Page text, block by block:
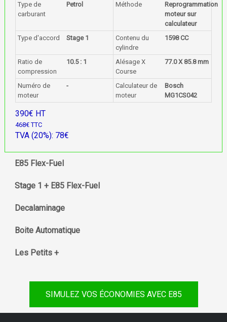
Type de
carburant
Petrol Méthode
Reprogrammation
moteur sur
calculateur
Type d'accord
Stage 1
Contenu du
cylindre
1598 CC
Ratio de
compression
10.5 : 1
Alésage X
Course
77.0 X 85.8 mm
Numéro de
moteur
-
Calculateur de
moteur
Bosch
MG1CS042
390€ HT
468€ TTC
TVA (20%): 78€
E85 Flex-Fuel
Stage 1 + E85 Flex-Fuel
Decalaminage
Boite Automatique
Les Petits +
SIMULEZ VOS ÉCONOMIES AVEC E85